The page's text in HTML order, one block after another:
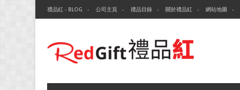
禮品紅 - BLOG 公司主頁 禮品目錄 關於禮品紅 網站地圖